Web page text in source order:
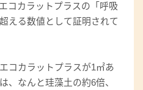
コカラットプラスの「呼吸
える数値として証明されて
コカラットプラスが1㎡あ
、なんと珪藻土の約6倍、